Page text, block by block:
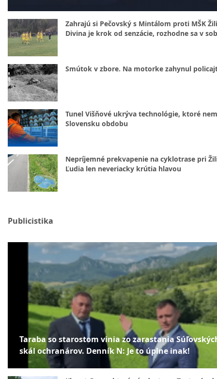
Zahrajú si Pečovský s Mintálom proti MŠK
Divina je krok od senzácie, rozhodne sa v
Smútok v zbore. Na motorke zahynul
Tunel Višňové ukrýva technológie, ktoré
Slovensku obdobu
Nepríjemné prekvapenie na cyklotrase pri
Ľudia len neveriacky krútia hlavou
Publicistika
Taraba so starostom vinia zo zarastania
skál ochranárov. Denník N: Je to úplne inak!